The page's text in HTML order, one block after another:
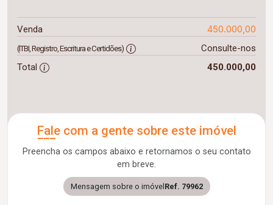
Venda 450.000,00
(ITBI, Registro, Escritura e Certidões)
Consulte-nos
Total
450.000,00
Fale com a gente sobre este imóvel
Preencha os campos abaixo e retornamos o seu contato
em breve.
Mensagem sobre o imóvel Ref. 79962